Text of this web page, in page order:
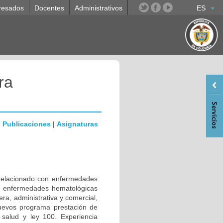
ES
Docentes Administrativos
Publicaciones | Asignaturas
con enfermedades
hematológicas
administrativa y comercial,
programa prestación de
y ley 100. Experiencia